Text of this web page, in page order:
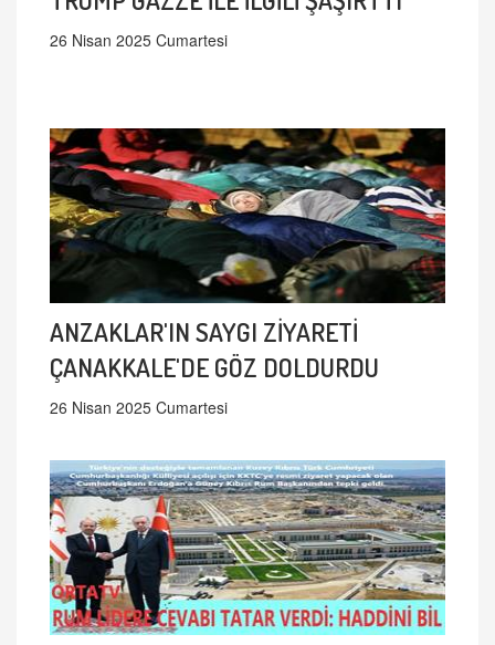
26 Nisan 2025 Cumartesi
ANZAKLAR'IN SAYGI ZİYARETİ
ÇANAKKALE'DE GÖZ DOLDURDU
26 Nisan 2025 Cumartesi